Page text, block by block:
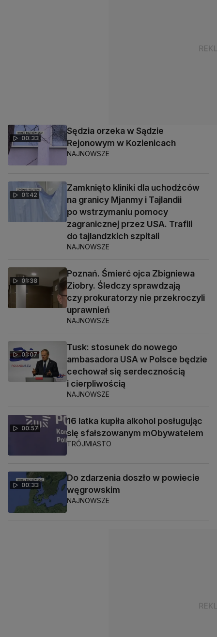
00:33
Sędzia orzeka w Sądzie
Rejonowym w Kozienicach
NAJNOWSZE
01:42
Zamknięto kliniki dla uchodźców
na granicy Mjanmy i Tajlandii
po wstrzymaniu pomocy
zagranicznej przez USA. Trafili
do tajlandzkich szpitali
NAJNOWSZE
01:38
Poznań. Śmierć ojca Zbigniewa
Ziobry. Śledczy sprawdzają
czy prokuratorzy nie przekroczyli
uprawnień
NAJNOWSZE
01:07
Tusk: stosunek do nowego
ambasadora USA w Polsce będzie
cechował się serdecznością
i cierpliwością
NAJNOWSZE
00:57
16 latka kupiła alkohol posługując
się sfałszowanym mObywatelem
TRÓJMIASTO
00:33
Do zdarzenia doszło w powiecie
węgrowskim
NAJNOWSZE